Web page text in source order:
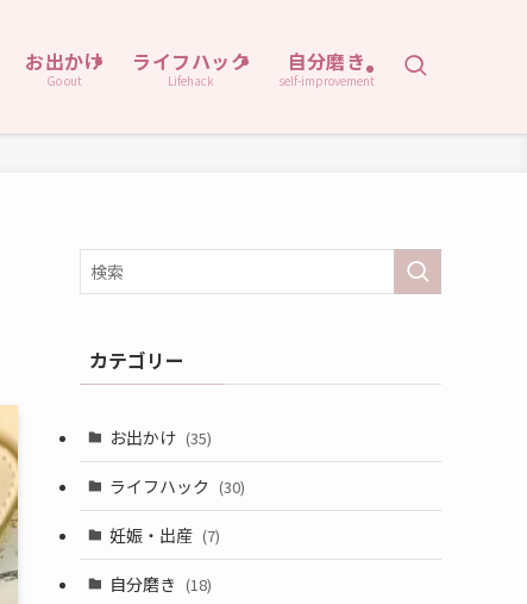
お出かけ
Go out
ライフハック
Lifehack
自分磨き
self-improvement
カテゴリー
お出かけ (35)
ライフハック (30)
妊娠・出産 (7)
自分磨き (18)